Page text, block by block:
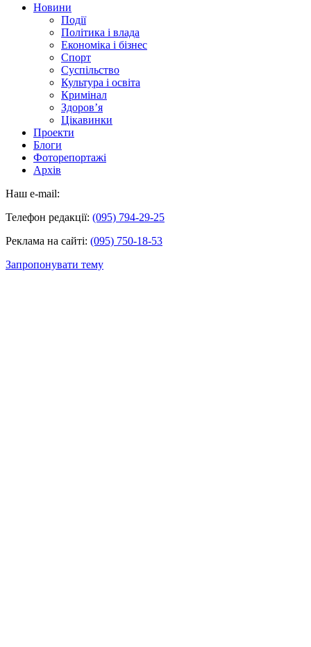
Новини
Події
Політика і влада
Економіка і бізнес
Спорт
Суспільство
Культура і освіта
Кримінал
Здоров’я
Цікавинки
Проекти
Блоги
Фоторепортажі
Архів
Наш e-mail:
Телефон редакції: (095) 794-29-25
Реклама на сайті: (095) 750-18-53
Запропонувати тему